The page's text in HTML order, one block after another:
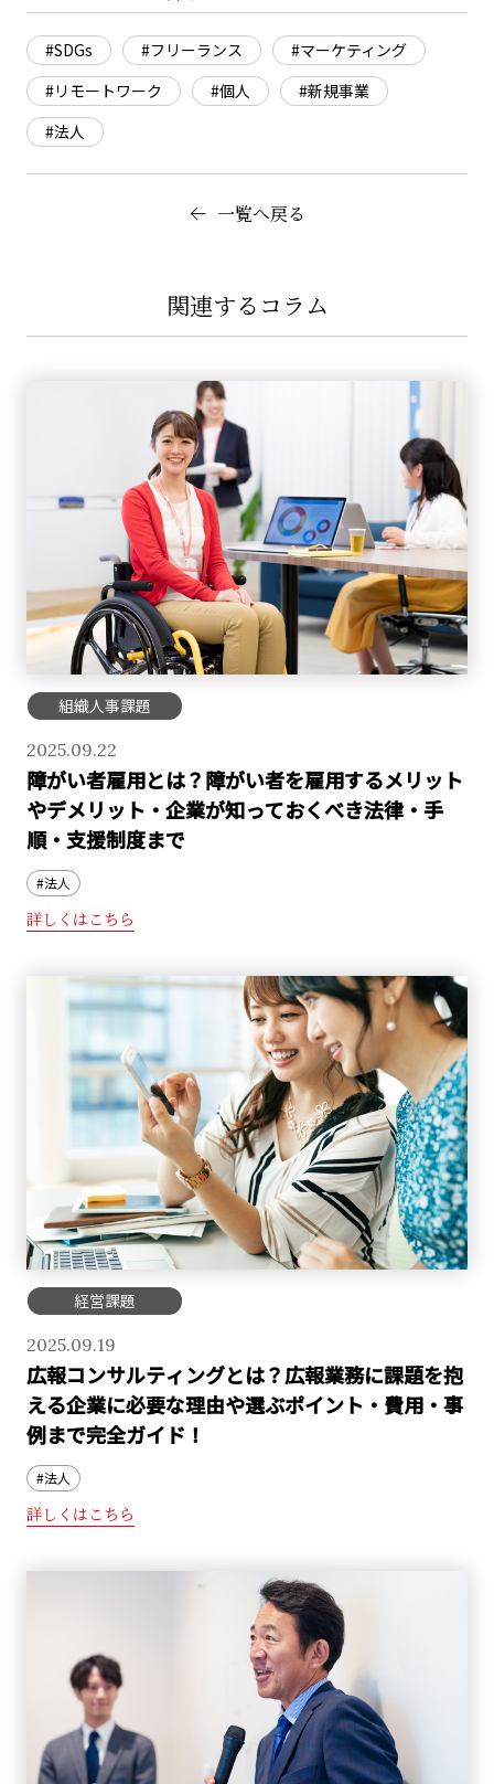
#SDGs #フリーランス
#マーケティング
#リモートワーク
#個人
#新規事業
#法人
一覧へ戻る
関連するコラム
組織人事課題
2025.09.22
障がい者雇用とは？障がい者を雇用するメリット
やデメリット・企業が知っておくべき法律・手
順・支援制度まで
#法人
詳しくはこちら
経営課題
2025.09.19
広報コンサルティングとは？広報業務に課題を抱
える企業に必要な理由や選ぶポイント・費用・事
例まで完全ガイド！
#法人
詳しくはこちら